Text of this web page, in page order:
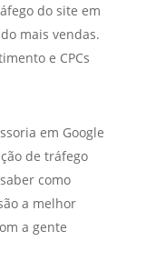
do site em
mais vendas.
e CPCs
em Google
de tráfego
como
a melhor
a gente